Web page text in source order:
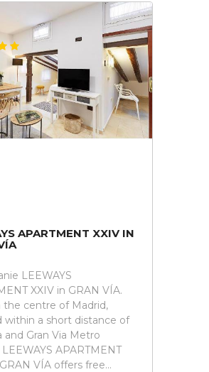
APARTMENT XXIV IN
LEEWAYS
XXIV in GRAN VÍA.
the centre of Madrid,
within a short distance of
and Gran Via Metro
APARTMENT
VÍA offers free...